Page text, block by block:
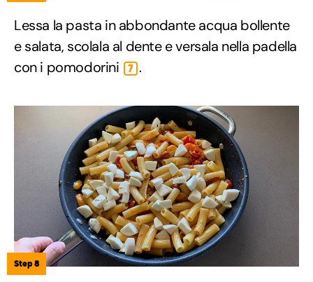
Lessa la pasta in abbondante acqua bollente
e salata, scolala al dente e versala nella padella
con i pomodorini
7 .
Step 8